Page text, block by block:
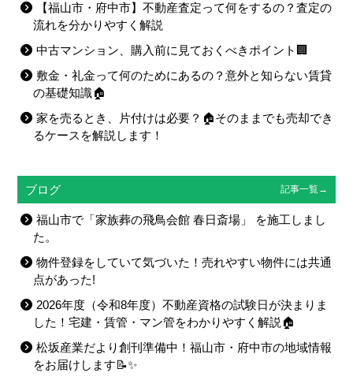
【福山市・府中市】不動産査定って何をするの？査定の
流れを分かりやすく解説
中古マンション、購入前に見ておくべきポイント🏢
敷金・礼金って何のためにあるの？意外と知らない賃貸
の基礎知識🏠
家を売るとき、片付けは必要？🏠そのままでも売却でき
るケースを解説します！
ブログ 記事一覧→
福山市で「家族葬の飛鳥会館 春日斎場」 を施工しまし
た。
物件登録をしていて気づいた！売れやすい物件には共通
点があった!
2026年度（令和8年度）不動産資格の試験日が決まりま
した！宅建・賃管・マン管をわかりやすく解説🏠
松坂産業だより創刊準備中！福山市・府中市の地域情報
をお届けします📝✨